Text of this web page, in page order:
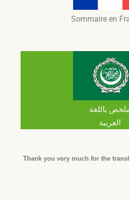
Sommaire en
باللغة
العربية
Thank you very much for the